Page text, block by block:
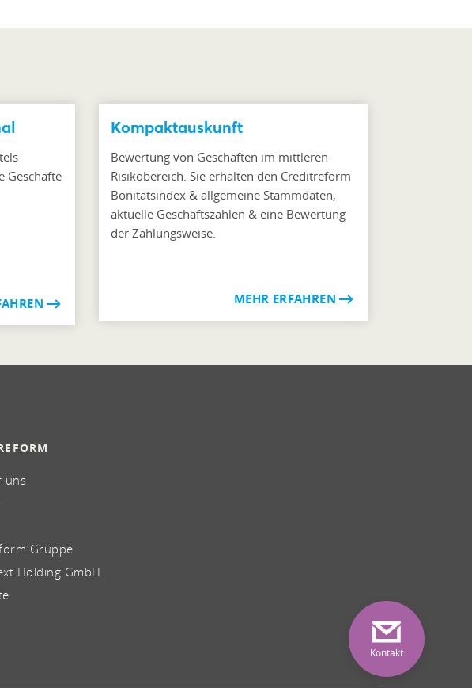
Geschäfte
Kompaktauskunft
Bewertung von Geschäften im mittleren
Risikobereich. Sie erhalten den Creditreform
Bonitätsindex & allgemeine Stammdaten,
aktuelle Geschäftszahlen & eine Bewertung
der Zahlungsweise.
MEHR ERFAHREN
uns
Gruppe
Holding GmbH
Kontakt